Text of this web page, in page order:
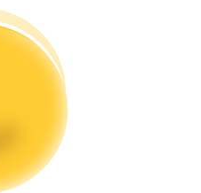
dotyczący kontraktów futures